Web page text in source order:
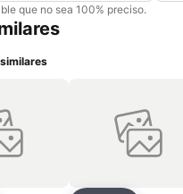
que no sea 100% preciso.